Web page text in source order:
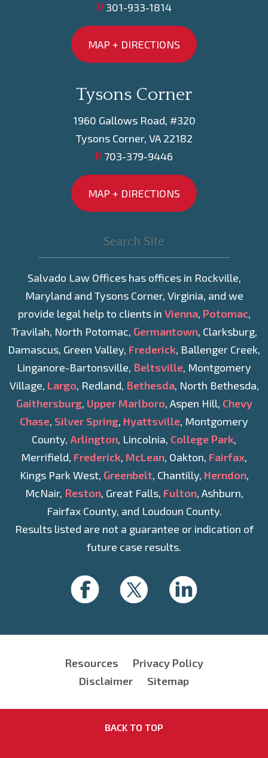
P 301-933-1814
MAP + DIRECTIONS
Tysons Corner
1960 Gallows Road, #320
Tysons Corner, VA 22182
P 703-379-9446
MAP + DIRECTIONS
Salvado Law Offices has offices in Rockville,
Maryland and Tysons Corner, Virginia, and we
provide legal help to clients in Vienna, Potomac,
Travilah, North Potomac, Germantown, Clarksburg,
Damascus, Green Valley, Frederick, Ballenger Creek,
Linganore-Bartonsville, Beltsville, Montgomery
Village, Largo, Redland, Bethesda, North Bethesda,
Gaithersburg, Upper Marlboro, Aspen Hill, Chevy
Chase, Silver Spring, Hyattsville, Montgomery
County, Arlington, Lincolnia, College Park,
Merrifield, Frederick, McLean, Oakton, Fairfax,
Kings Park West, Greenbelt, Chantilly, Herndon,
McNair, Reston, Great Falls, Fulton, Ashburn,
Fairfax County, and Loudoun County.
Results listed are not a guarantee or indication of
future case results.
Resources
Privacy Policy
Disclaimer
Sitemap
BACK TO TOP